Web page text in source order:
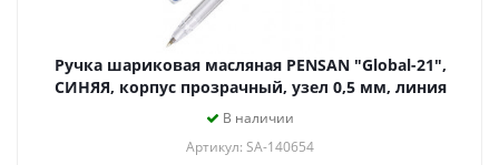
Ручка шариковая масляная PENSAN "Global-21",
СИНЯЯ, корпус прозрачный, узел 0,5 мм, линия
письма 0,3 мм, 2221
В наличии
Артикул: SA-140654